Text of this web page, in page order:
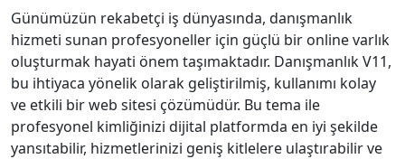
Günümüzün rekabetçi iş dünyasında, danışmanlık
hizmeti sunan profesyoneller için güçlü bir online varlık
oluşturmak hayati önem taşımaktadır. Danışmanlık V11,
bu ihtiyaca yönelik olarak geliştirilmiş, kullanımı kolay
ve etkili bir web sitesi çözümüdür. Bu tema ile
profesyonel kimliğinizi dijital platformda en iyi şekilde
yansıtabilir, hizmetlerinizi geniş kitlelere ulaştırabilir ve